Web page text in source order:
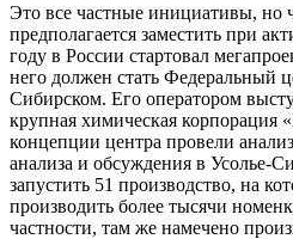
Это все частные инициативы, но
предполагается заместить при
году в России стартовал
него должен стать Федеральный
Сибирском. Его оператором
крупная химическая корпорация
концепции центра провели
анализа и обсуждения в Усолье-
запустить 51 производство, на
производить более тысячи
частности, там же намечено